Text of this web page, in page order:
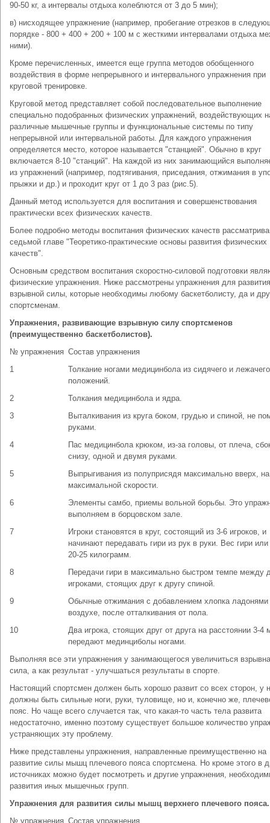
90-50 кг, а интервалы отдыха колеблются от 3 до 5 мин);
в) нисходящее упражнение (например, пробегание отрезков в
порядке - 800 + 400 + 200 + 100 м с жесткими интервалами отдыха
ними).
Кроме перечисленных, имеется еще группа методов обобщенного
воздействия в форме непрерывного и интервального упражнения при
круговой тренировке.
Круговой метод представляет собой последовательное выполнение
специально подобранных физических упражнений, воздействующих
различные мышечные группы и функциональные системы по типу
непрерывной или интервальной работы. Для каждого упражнения
определяется место, которое называется "станцией". Обычно в круг
включается 8-10 "станций". На каждой из них занимающийся
из упражнений (например, подтягивания, приседания, отжимания в
прыжки и др.) и проходит круг от 1 до 3 раз (рис.5).
Данный метод используется для воспитания и совершенствования
практически всех физических качеств.
Более подробно методы воспитания физических качеств
седьмой главе "Теоретико-практические основы развития физических
качеств".
Основным средством воспитания скоростно-силовой подготовки
физические упражнения. Ниже рассмотрены упражнения для развития
взрывной силы, которые необходимы любому баскетболисту, да и
спортсменам.
Упражнения, развивающие взрывную силу спортсменов
(преимущественно баскетболистов).
№ упражнения Состав упражнения
1
Толкание ногами медицинбола из сидячего и лежачего
положений.
2
Толкания медицинбола и ядра.
3
Выталкивания из круга боком, грудью и спиной, не
руками.
4
Пас медицинбола крюком, из-за головы, от плеча,
снизу, одной и двумя руками.
5
Выпрыгивания из полуприсядя максимально вверх, на
максимальной скорости.
6
Элементы самбо, приемы вольной борьбы. Это
выполняем в борцовском зале.
7
Игроки становятся в круг, состоящий из 3-6 игроков, и
начинают передавать гири из рук в руки. Вес гири
20-25 килограмм.
8
Передачи гири в максимально быстром темпе между
игроками, стоящих друг к другу спиной.
9
Обычные отжимания с добавлением хлопка ладонями
воздухе, после отталкивания от пола.
10
Два игрока, стоящих друг от друга на расстоянии 3-4
передают мединциболы ногами.
Выполняя все эти упражнения у занимающегося увеличиться
сила, а как результат - улучшаться результаты в спорте.
Настоящий спортсмен должен быть хорошо развит со всех сторон, у
должны быть сильные ноги, руки, туловище, но и, конечно же,
пояс. Но чаще всего случается так, что какая-то часть тела развита
недостаточно, именно поэтому существует большое количество
устраняющих эту проблему.
Ниже представлены упражнения, направленные преимущественно на
развитие силы мышц плечевого пояса спортсмена. Но кроме этого в
источниках можно будет посмотреть и другие упражнения,
развития иных мышечных групп.
Упражнения для развития силы мышц верхнего плечевого пояса.
№ упражнения Состав упражнения